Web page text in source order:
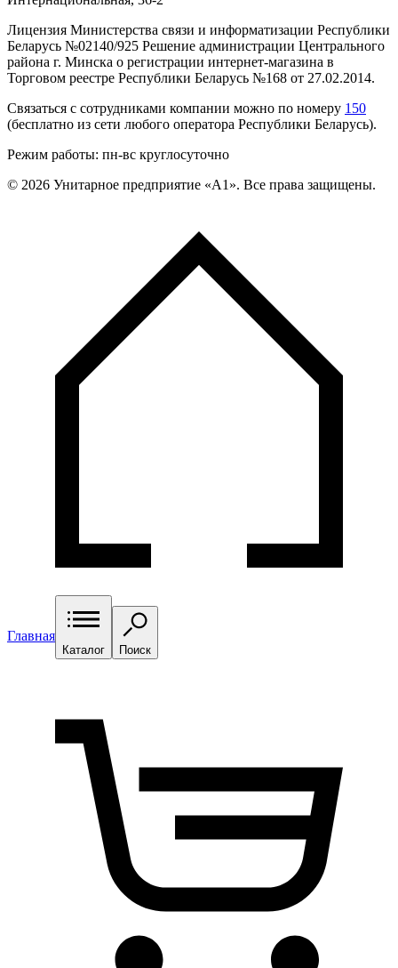
Лицензия Министерства связи и информатизации Республики
Беларусь №02140/925 Решение администрации Центрального
района г. Минска о регистрации интернет-магазина в
Торговом реестре Республики Беларусь №168 от 27.02.2014.
Связаться с сотрудниками компании можно по номеру 150
(бесплатно из сети любого оператора Республики Беларусь).
Режим работы: пн-вс круглосуточно
© 2026 Унитарное предприятие «А1». Все права защищены.
Главная
Каталог Поиск